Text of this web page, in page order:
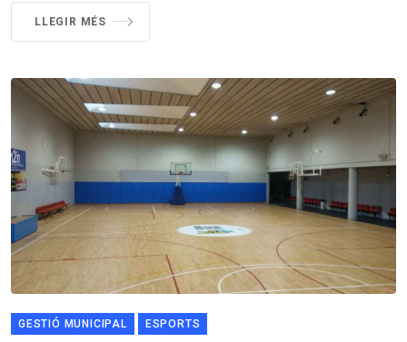
LLEGIR MÉS
GESTIÓ MUNICIPAL ESPORTS